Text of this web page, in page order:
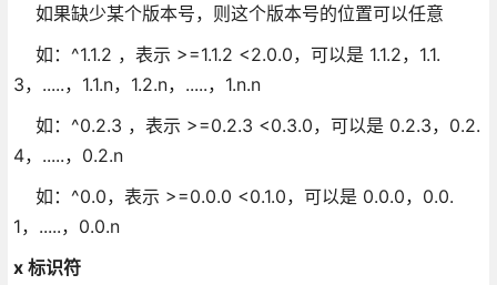
如果缺少某个版本号，则这个版本号的位置可以任意
如：^1.1.2 ，表示 >=1.1.2 <2.0.0，可以是 1.1.2，1.1.
3，.....，1.1.n，1.2.n，.....，1.n.n
如：^0.2.3 ，表示 >=0.2.3 <0.3.0，可以是 0.2.3，0.2.
4，.....，0.2.n
如：^0.0，表示 >=0.0.0 <0.1.0，可以是 0.0.0，0.0.
1，.....，0.0.n
x 标识符